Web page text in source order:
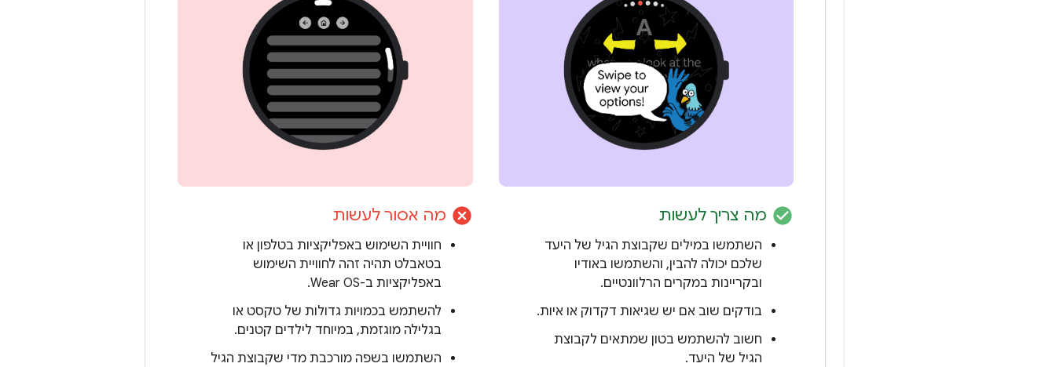
check_circle מה צריך לעשות
השתמשו במילים שקבוצת הגיל של היעד
שלכם יכולה להבין, והשתמשו באודיו
ובקריינות במקרים הרלוונטיים.
בודקים שוב אם יש שגיאות דקדוק או איות.
חשוב להשתמש בטון שמתאים לקבוצת
הגיל של היעד.
cancel מה אסור לעשות
חוויית השימוש באפליקציות בטלפון או
בטאבלט תהיה זהה לחוויית השימוש
באפליקציות ב-Wear OS.
להשתמש בכמויות גדולות של טקסט או
בגלילה מוגזמת, במיוחד לילדים קטנים.
השתמשו בשפה מורכבת מדי שקבוצת הגיל